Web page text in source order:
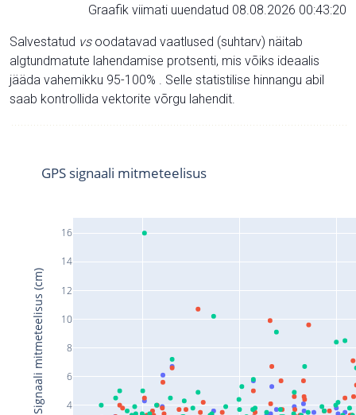
Graafik viimati uuendatud 08.08.2026 00:43:20
Salvestatud vsoodatavad vaatlused (suhtarv) näitab
algtundmatute lahendamise protsenti, mis võiks ideaalis
jääda vahemikku 95-100% . Selle statistilise hinnangu abil
saab kontrollida vektorite võrgu lahendit.
4
6
8
10
12
14
16
GPS signaali mitmeteelisus
Signaali mitmeteelisus (cm)